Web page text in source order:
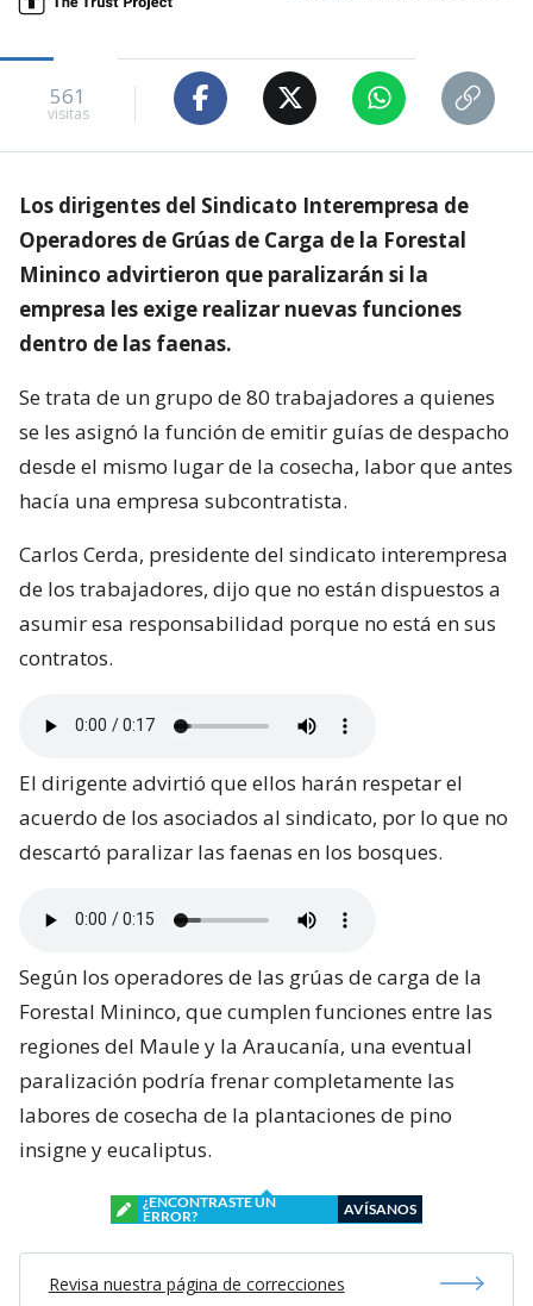
561
visitas
Los dirigentes del Sindicato Interempresa de
Operadores de Grúas de Carga de la Forestal
Mininco advirtieron que paralizarán si la
empresa les exige realizar nuevas funciones
dentro de las faenas.
Se trata de un grupo de 80 trabajadores a quienes
se les asignó la función de emitir guías de despacho
desde el mismo lugar de la cosecha, labor que antes
hacía una empresa subcontratista.
Carlos Cerda, presidente del sindicato interempresa
de los trabajadores, dijo que no están dispuestos a
asumir esa responsabilidad porque no está en sus
contratos.
El dirigente advirtió que ellos harán respetar el
acuerdo de los asociados al sindicato, por lo que no
descartó paralizar las faenas en los bosques.
Según los operadores de las grúas de carga de la
Forestal Mininco, que cumplen funciones entre las
regiones del Maule y la Araucanía, una eventual
paralización podría frenar completamente las
labores de cosecha de la plantaciones de pino
insigne y eucaliptus.
¿ENCONTRASTE UN
ERROR?
AVÍSANOS
Revisa nuestra página de correcciones